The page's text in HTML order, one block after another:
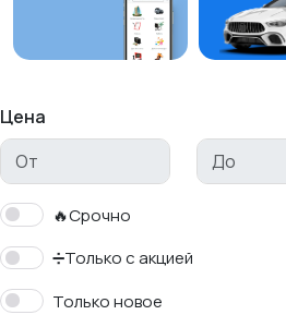
Цена
🔥Срочно
➗Только с акцией
Только новое